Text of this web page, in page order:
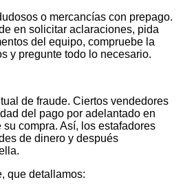
o mercancías con prepago.
en solicitar aclaraciones, pida
del equipo, compruebe la
y pregunte todo lo necesario.
de fraude. Ciertos vendedores
del pago por adelantado en
compra. Así, los estafadores
de dinero y después
que detallamos: